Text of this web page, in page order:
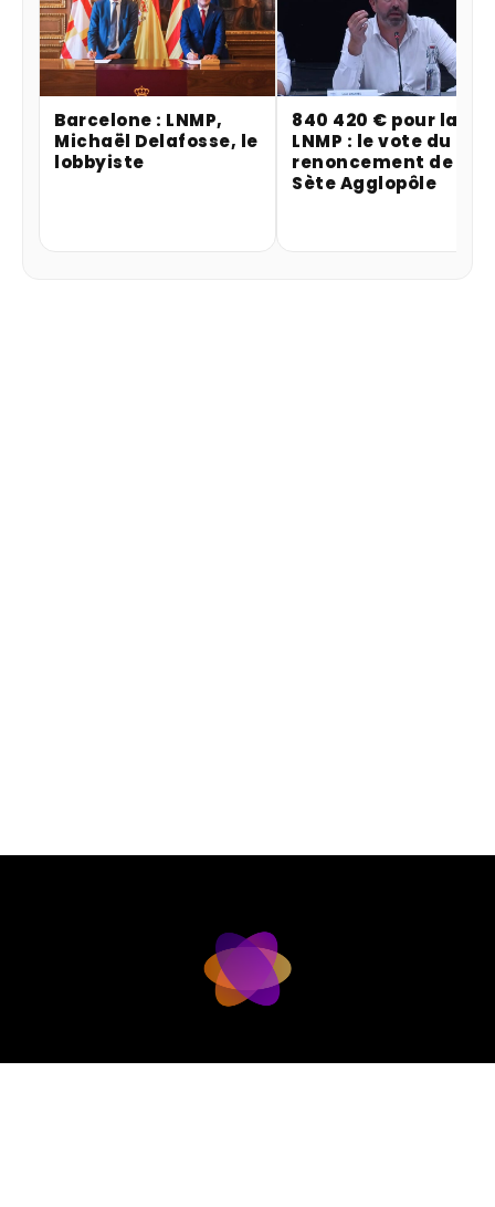
Barcelone : LNMP,
Michaël Delafosse, le
lobbyiste
840 420 € pour la
LNMP : le vote du
renoncement de
Sète Agglopôle